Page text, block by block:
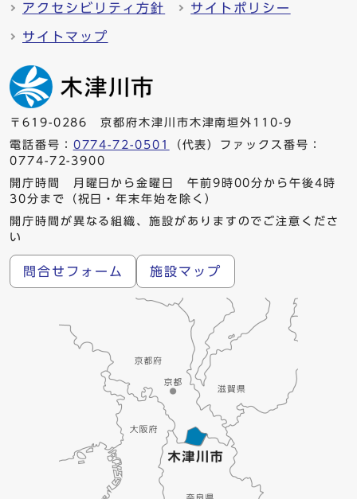
アクセシビリティ方針 サイトポリシー
サイトマップ
〒619-0286 京都府木津川市木津南垣外110-9
電話番号： 0774-72-0501
（代表）ファックス番号：
0774-72-3900
開庁時間 月曜日から金曜日 午前9時00分から午後4時
30分まで（祝日・年末年始を除く）
開庁時間が異なる組織、施設がありますのでご注意くださ
い
問合せフォーム 施設マップ